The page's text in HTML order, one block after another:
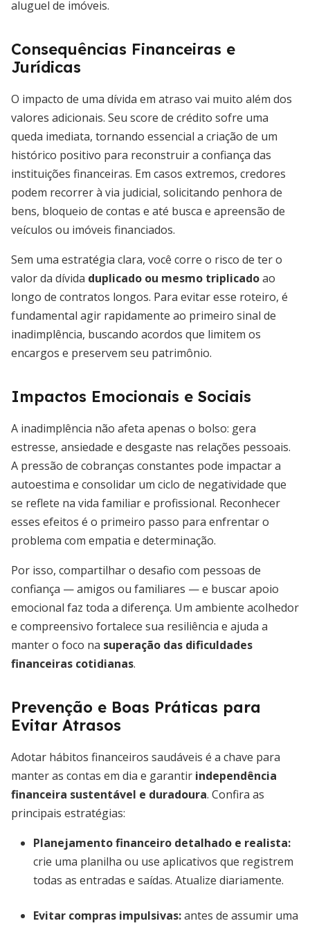
aluguel de imóveis.
Consequências Financeiras e
Jurídicas
O impacto de uma dívida em atraso vai muito além dos
valores adicionais. Seu score de crédito sofre uma
queda imediata, tornando essencial a criação de um
histórico positivo para reconstruir a confiança das
instituições financeiras. Em casos extremos, credores
podem recorrer à via judicial, solicitando penhora de
bens, bloqueio de contas e até busca e apreensão de
veículos ou imóveis financiados.
Sem uma estratégia clara, você corre o risco de ter o
valor da dívida duplicado ou mesmo triplicadoao
longo de contratos longos. Para evitar esse roteiro, é
fundamental agir rapidamente ao primeiro sinal de
inadimplência, buscando acordos que limitem os
encargos e preservem seu patrimônio.
Impactos Emocionais e Sociais
A inadimplência não afeta apenas o bolso: gera
estresse, ansiedade e desgaste nas relações pessoais.
A pressão de cobranças constantes pode impactar a
autoestima e consolidar um ciclo de negatividade que
se reflete na vida familiar e profissional. Reconhecer
esses efeitos é o primeiro passo para enfrentar o
problema com empatia e determinação.
Por isso, compartilhar o desafio com pessoas de
confiança — amigos ou familiares — e buscar apoio
emocional faz toda a diferença. Um ambiente acolhedor
e compreensivo fortalece sua resiliência e ajuda a
manter o foco na superação das dificuldades
financeiras cotidianas.
Prevenção e Boas Práticas para
Evitar Atrasos
Adotar hábitos financeiros saudáveis é a chave para
manter as contas em dia e garantir independência
financeira sustentável e duradoura. Confira as
principais estratégias:
Planejamento financeiro detalhado e realista:
crie uma planilha ou use aplicativos que registrem
todas as entradas e saídas. Atualize diariamente.
Evitar compras impulsivas:antes de assumir uma